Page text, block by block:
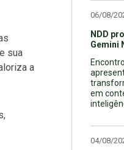
sua
a
06/08/
NDD
Gemini
em
04/08/